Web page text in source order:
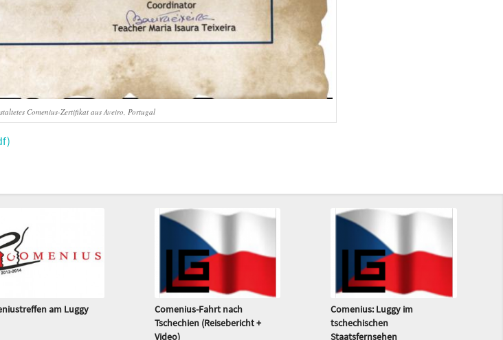
Comenius-Zertifikat aus Aveiro, Portugal
am Luggy
Comenius-Fahrt nach
Tschechien (Reisebericht +
Video)
Comenius: Luggy im
tschechischen
Staatsfernsehen